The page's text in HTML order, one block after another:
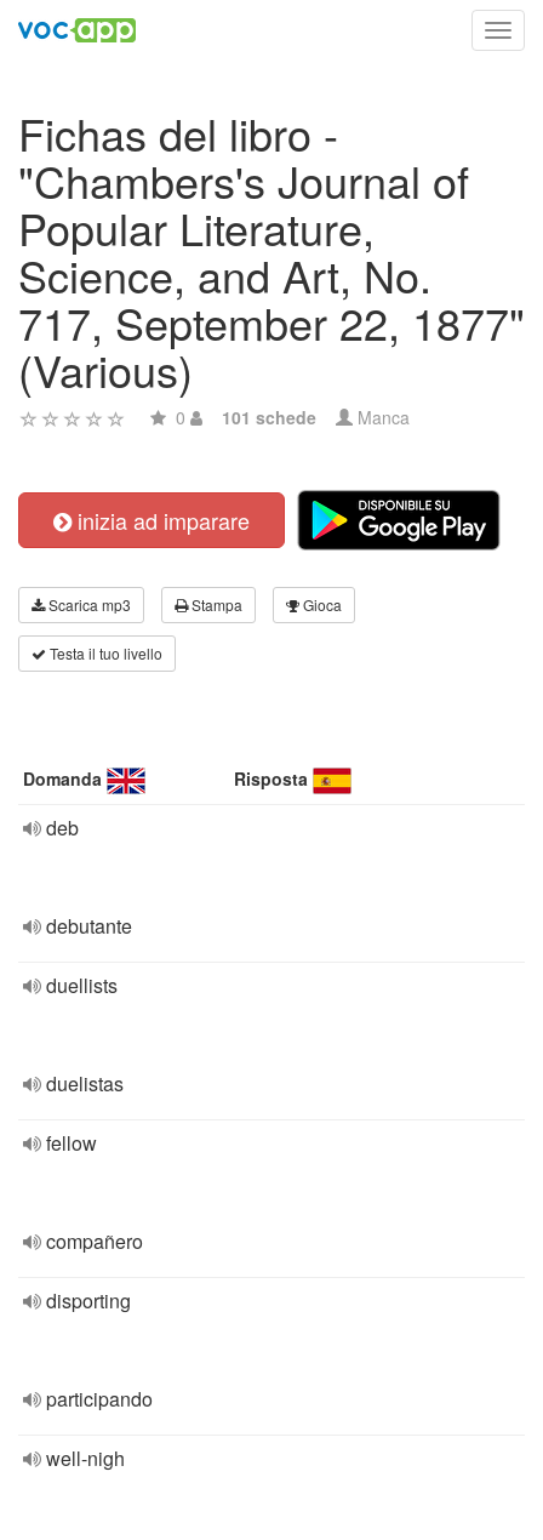
Fichas del libro -
"Chambers's Journal of
Popular Literature,
Science, and Art, No.
717, September 22, 1877"
(Various)
0 101 schede Manca
inizia ad imparare
Scarica mp3 Stampa Gioca
Testa il tuo livello
Domanda Risposta
deb
debutante
duellists
duelistas
fellow
compañero
disporting
participando
well-nigh